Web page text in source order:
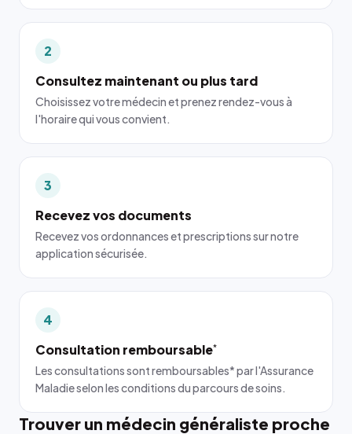
2
Consultez maintenant ou plus tard
Choisissez votre médecin et prenez rendez-vous à
l'horaire qui vous convient.
3
Recevez vos documents
Recevez vos ordonnances et prescriptions sur notre
application sécurisée.
4
Consultation remboursable*
Les consultations sont remboursables* par l'Assurance
Maladie selon les conditions du parcours de soins.
Trouver un médecin généraliste proche